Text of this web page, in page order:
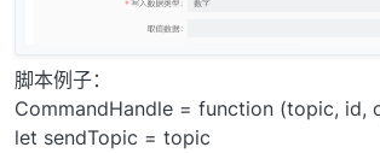
脚本例子：
CommandHandle = function (topic, id,
let sendTopic = topic